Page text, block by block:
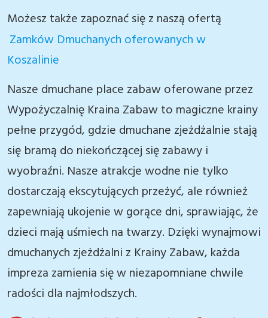
Możesz także zapoznać się z naszą ofertą
Zamków Dmuchanych oferowanych w
Koszalinie
Nasze dmuchane place zabaw oferowane przez
Wypożyczalnię Kraina Zabaw to magiczne krainy
pełne przygód, gdzie dmuchane zjeżdżalnie stają
się bramą do niekończącej się zabawy i
wyobraźni. Nasze atrakcje wodne nie tylko
dostarczają ekscytujących przeżyć, ale również
zapewniają ukojenie w gorące dni, sprawiając, że
dzieci mają uśmiech na twarzy. Dzięki wynajmowi
dmuchanych zjeżdżalni z Krainy Zabaw, każda
impreza zamienia się w niezapomniane chwile
radości dla najmłodszych.